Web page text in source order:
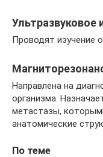
Ультразвуковое
Проводят изучение
Направлена на
организма.
метастазы,
анатомические
По теме